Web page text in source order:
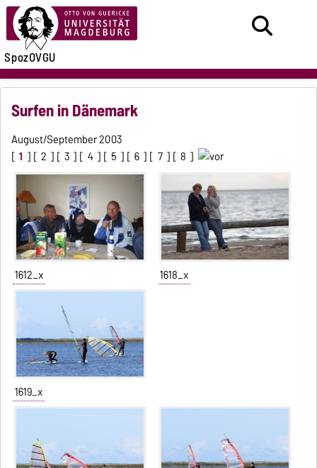
SpozOVGU
Surfen in Dänemark
August/September 2003
[ 1 ] [ 2 ] [ 3 ] [ 4 ] [ 5 ] [ 6 ] [ 7 ] [ 8 ]
1612_x 1618_x
1619_x